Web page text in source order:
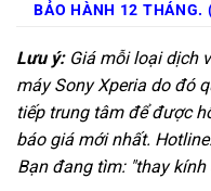
BẢO HÀNH 12
Lưu ý:Giá mỗi loại dịch
máy Sony Xperia do đó
tiếp trung tâm để được
báo giá mới nhất.
Bạn đang tìm: "thay kính